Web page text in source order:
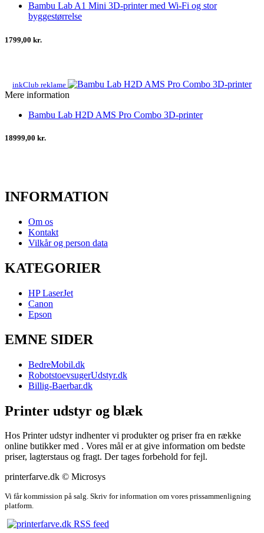
Bambu Lab A1 Mini 3D-printer med Wi-Fi og stor
byggestørrelse
1799,00 kr.
inkClub reklame
Mere information
Bambu Lab H2D AMS Pro Combo 3D-printer
18999,00 kr.
INFORMATION
Om os
Kontakt
Vilkår og person data
KATEGORIER
HP LaserJet
Canon
Epson
EMNE SIDER
BedreMobil.dk
RobotstoevsugerUdstyr.dk
Billig-Baerbar.dk
Printer udstyr og blæk
Hos Printer udstyr indhenter vi produkter og priser fra en række
online butikker med . Vores mål er at give information om bedste
priser, lagterstaus og fragt. Der tages forbehold for fejl.
printerfarve.dk © Microsys
Vi får kommission på salg. Skriv for information om vores prissammenligning
platform.